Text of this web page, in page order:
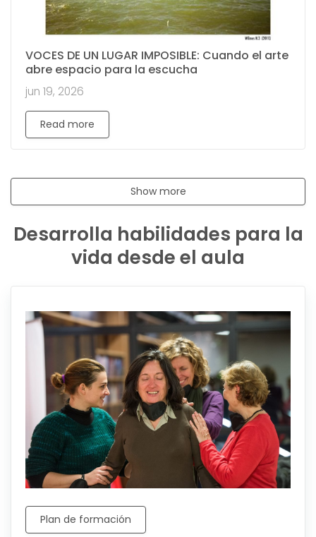
VOCES DE UN LUGAR IMPOSIBLE: Cuando el arte
abre espacio para la escucha
jun 19, 2026
Read more
Show more
Desarrolla habilidades para la
vida desde el aula
Plan de formación